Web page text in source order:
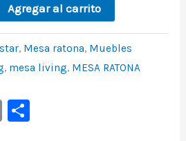
Agregar al carrito
, Mesa ratona, Muebles
, mesa living, MESA RATONA
Email